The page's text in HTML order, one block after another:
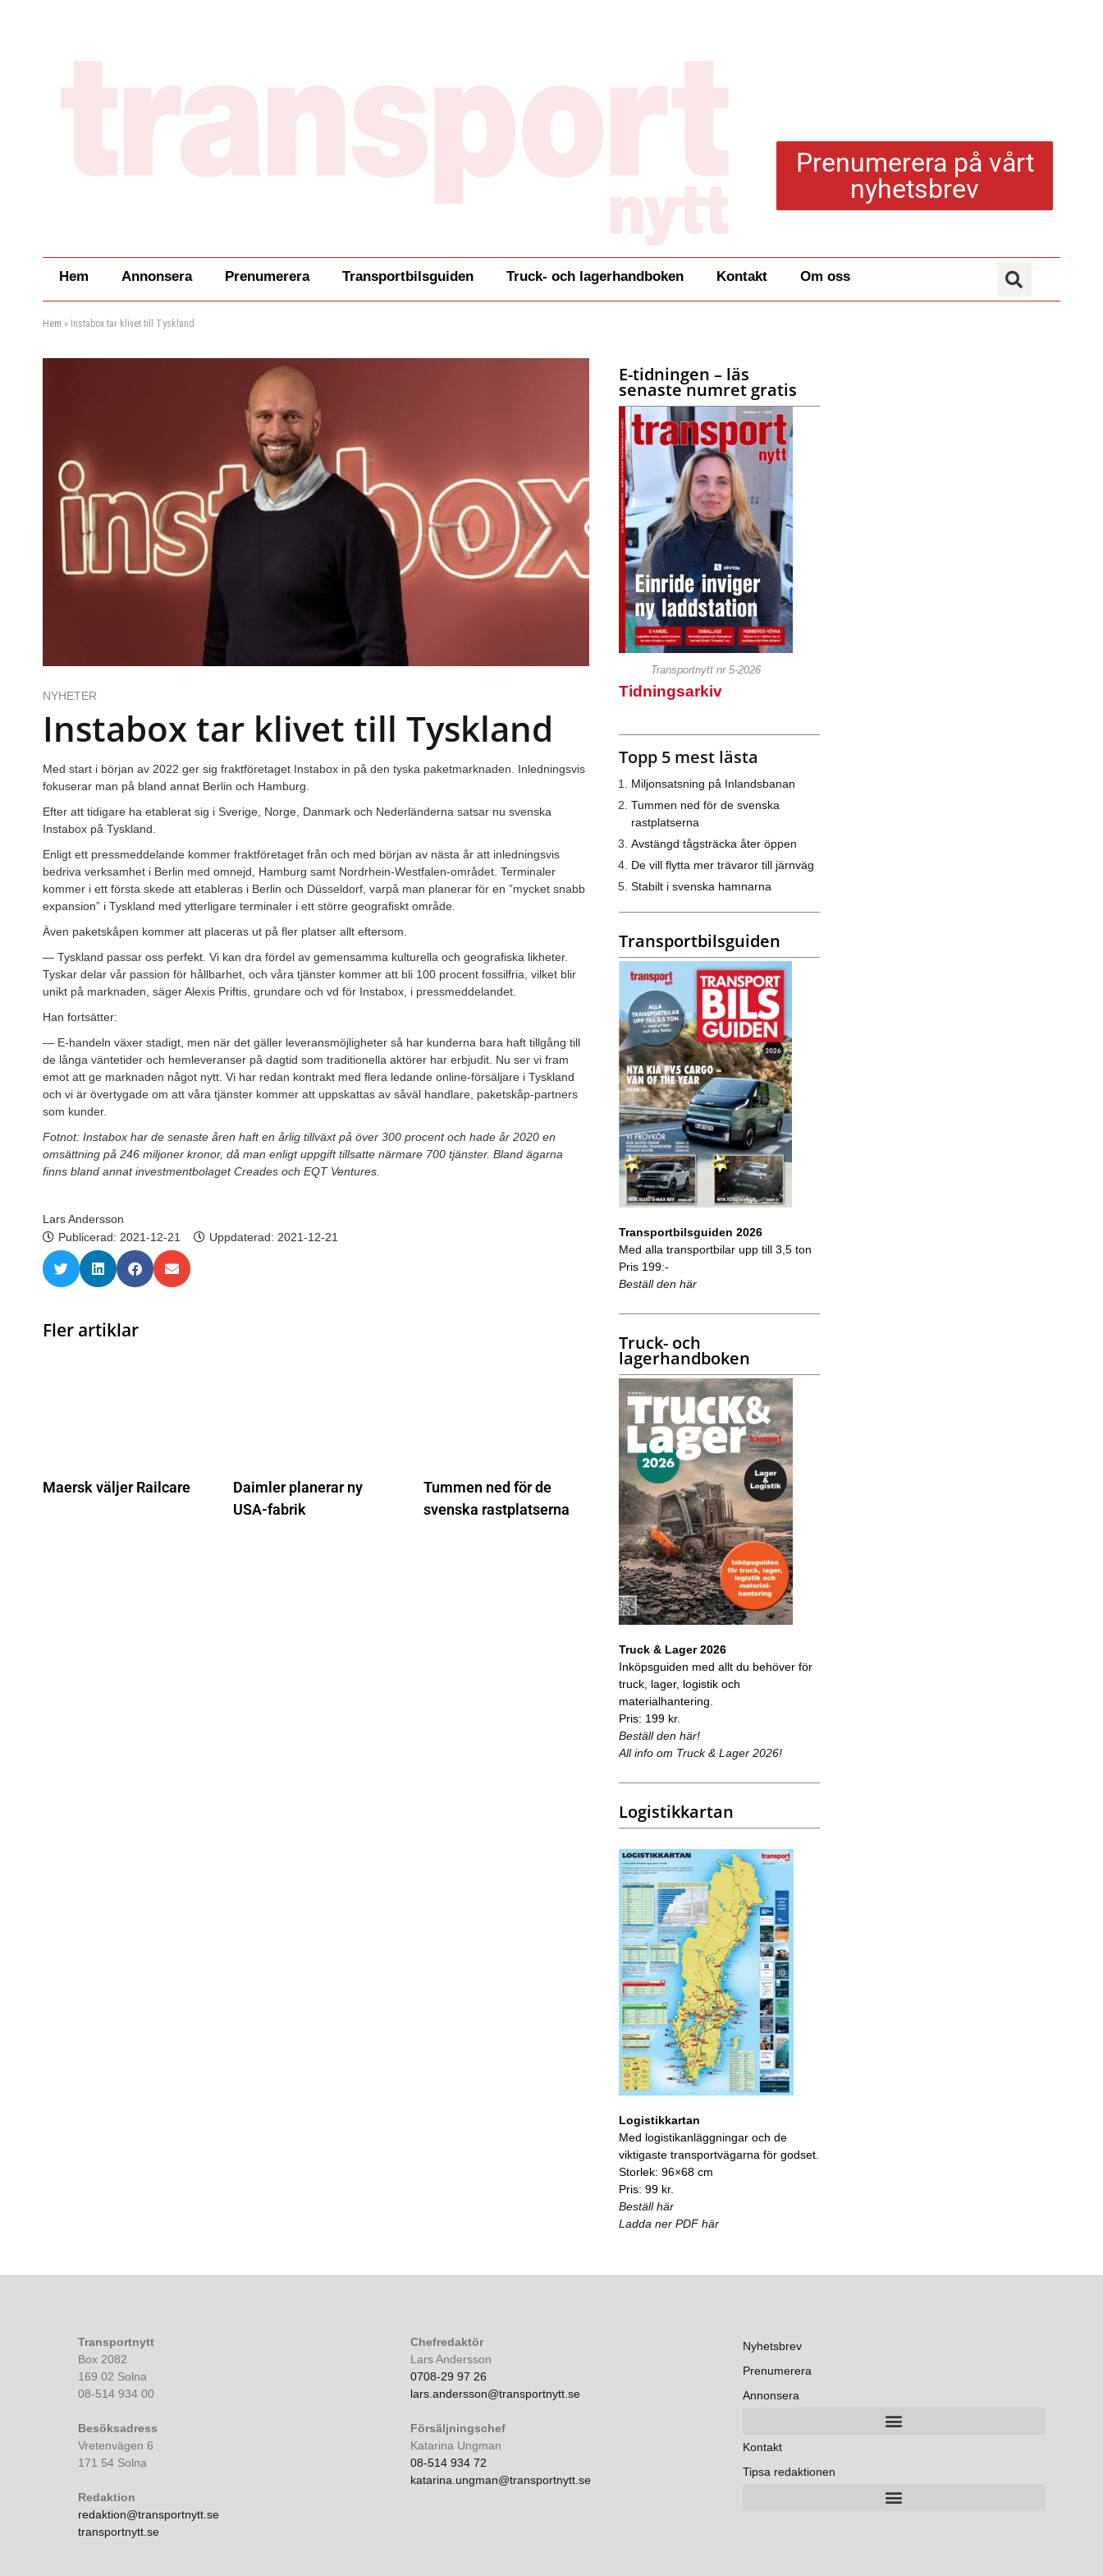
Prenumerera på vårt
nyhetsbrev
Hem Annonsera Prenumerera Transportbilsguiden Truck- och lagerhandboken Kontakt Om oss
Hem » Instabox tar klivet till Tyskland
NYHETER
Instabox tar klivet till Tyskland
Med start i början av 2022 ger sig fraktföretaget Instabox in på den tyska paketmarknaden. Inledningsvis
fokuserar man på bland annat Berlin och Hamburg.
Efter att tidigare ha etablerat sig i Sverige, Norge, Danmark och Nederländerna satsar nu svenska
Instabox på Tyskland.
Enligt ett pressmeddelande kommer fraktföretaget från och med början av nästa år att inledningsvis
bedriva verksamhet i Berlin med omnejd, Hamburg samt Nordrhein-Westfalen-området. Terminaler
kommer i ett första skede att etableras i Berlin och Düsseldorf, varpå man planerar för en ”mycket snabb
expansion” i Tyskland med ytterligare terminaler i ett större geografiskt område.
Även paketskåpen kommer att placeras ut på fler platser allt eftersom.
— Tyskland passar oss perfekt. Vi kan dra fördel av gemensamma kulturella och geografiska likheter.
Tyskar delar vår passion för hållbarhet, och våra tjänster kommer att bli 100 procent fossilfria, vilket blir
unikt på marknaden, säger Alexis Priftis, grundare och vd för Instabox, i pressmeddelandet.
Han fortsätter:
— E-handeln växer stadigt, men när det gäller leveransmöjligheter så har kunderna bara haft tillgång till
de långa väntetider och hemleveranser på dagtid som traditionella aktörer har erbjudit. Nu ser vi fram
emot att ge marknaden något nytt. Vi har redan kontrakt med flera ledande online-försäljare i Tyskland
och vi är övertygade om att våra tjänster kommer att uppskattas av såväl handlare, paketskåp-partners
som kunder.
Fotnot: Instabox har de senaste åren haft en årlig tillväxt på över 300 procent och hade år 2020 en
omsättning på 246 miljoner kronor, då man enligt uppgift tillsatte närmare 700 tjänster. Bland ägarna
finns bland annat investmentbolaget Creades och EQT Ventures.
Lars Andersson
Publicerad: 2021-12-21 Uppdaterad: 2021-12-21
Fler artiklar
Maersk väljer Railcare
Daimler planerar ny
USA-fabrik
Tummen ned för de
svenska rastplatserna
E-tidningen – läs
senaste numret gratis
Transportnytt nr 5-2026
Tidningsarkiv
Topp 5 mest lästa
Miljonsatsning på Inlandsbanan
Tummen ned för de svenska
rastplatserna
Avstängd tågsträcka åter öppen
De vill flytta mer trävaror till järnväg
Stabilt i svenska hamnarna
Transportbilsguiden
Transportbilsguiden 2026
Med alla transportbilar upp till 3,5 ton
Pris 199:-
Beställ den här
Truck- och
lagerhandboken
Truck & Lager 2026
Inköpsguiden med allt du behöver för
truck, lager, logistik och
materialhantering.
Pris: 199 kr.
Beställ den här!
All info om Truck & Lager 2026!
Logistikkartan
Logistikkartan
Med logistikanläggningar och de
viktigaste transportvägarna för godset.
Storlek: 96×68 cm
Pris: 99 kr.
Beställ här
Ladda ner PDF här
Transportnytt
Box 2082
169 02 Solna
08-514 934 00
Besöksadress
Vretenvägen 6
171 54 Solna
Redaktion
redaktion@transportnytt.se
transportnytt.se
Chefredaktör
Lars Andersson
0708-29 97 26
lars.andersson@transportnytt.se
Försäljningschef
Katarina Ungman
08-514 934 72
katarina.ungman@transportnytt.se
Nyhetsbrev
Prenumerera
Annonsera
Kontakt
Tipsa redaktionen